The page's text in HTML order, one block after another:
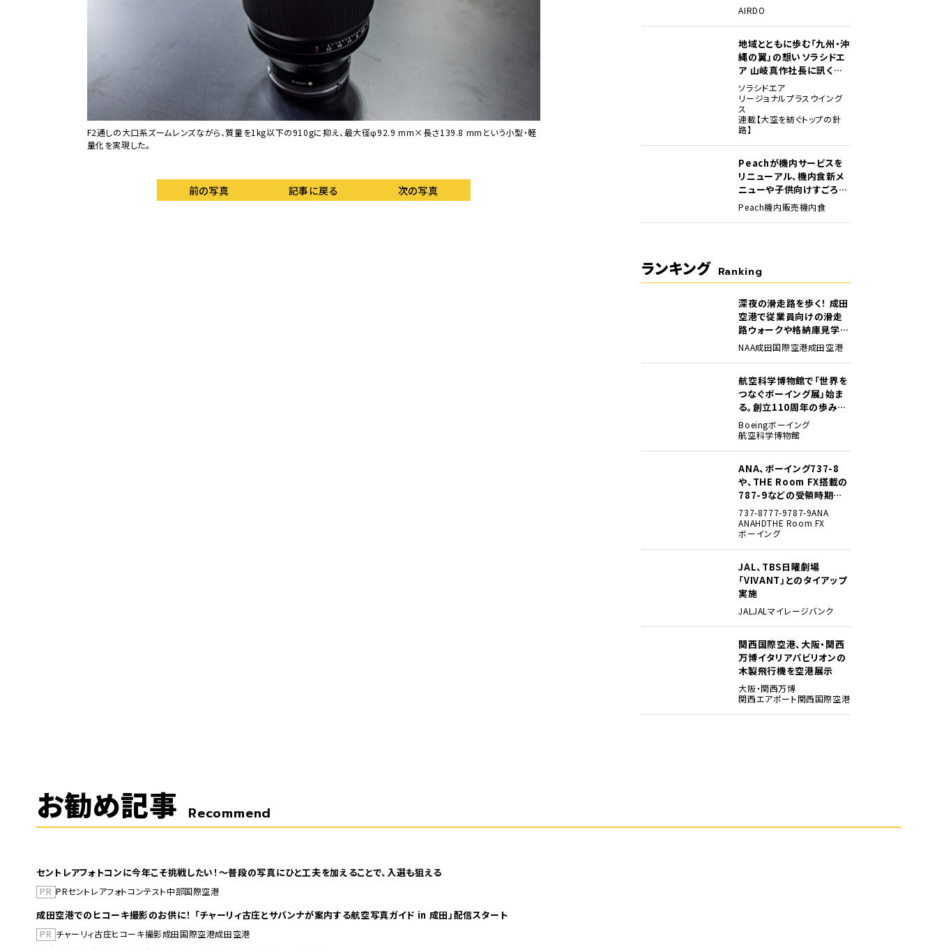
F2通しの大口系ズームレンズながら、質量を1kg以下の910gに抑え、最大径φ92.9 mm×長さ139.8 mmという小型・軽
量化を実現した。
「α SPECIAL EVENT 2024」の会場内の様子。歴代のαシリーズカメラの展示に加え、「α1 II」や「FE 28-
用いてバスケットボールやポートレートの撮影をしたり、プリ撮影機能を体感できたりするコーナーが設け
前の写真 記事に戻る 次の写真
場
AIRDO
地域とともに歩む「九州・沖
縄の翼」の想い――ソラシドエ
ア 山岐真作社長に訊く就
任1年の手応え
ソラシドエア
リージョナルプラスウイング
ス
連載【大空を紡ぐトップの針
路】
Peachが機内サービスを
リニューアル、機内食新メ
ニューや子供向けすごろく
など
Peach機内販売機内食
ランキング Ranking
深夜の滑走路を歩く！ 成田
空港で従業員向けの滑走
路ウォークや格納庫見学イ
ベントを初開催
NAA成田国際空港成田空港
航空科学博物館で「世界を
つなぐボーイング展」始ま
る。創立110周年の歩みを
貴重な資料でたどる
Boeingボーイング
航空科学博物館
ANA、ボーイング737-8
や、THE Room FX搭載の
787-9などの受領時期見
込みを明らかに
737-8777-9787-9ANA
ANAHDTHE Room FX
ボーイング
JAL、TBS日曜劇場
「VIVANT」とのタイアップ
実施
JALJALマイレージバンク
関西国際空港、大阪・関西
万博イタリアパビリオンの
木製飛行機を空港展示
大阪・関西万博
関西エアポート関西国際空港
お勧め記事 Recommend
セントレアフォトコンに今年こそ挑戦したい！～普段の写真にひと工夫を加えることで、入選も狙える
PR PRセントレアフォトコンテスト中部国際空港
成田空港でのヒコーキ撮影のお供に！ 「チャーリィ古庄とサバンナが案内する航空写真ガイド in 成田」配信スタート
PR チャーリィ古庄ヒコーキ撮影成田国際空港成田空港